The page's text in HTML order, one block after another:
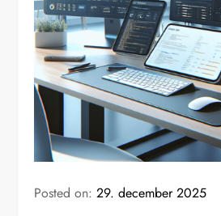
Posted on:29. december 2025